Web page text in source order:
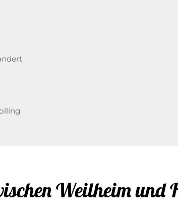
Weilheim und